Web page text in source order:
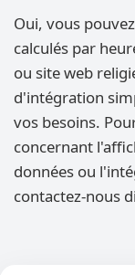
Oui, vous
calculés par
ou site web
d'intégration
vos besoins.
concernant
données ou
contactez-nous